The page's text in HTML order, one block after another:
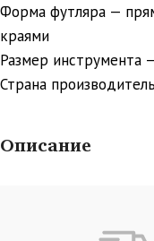
Форма футляра —
краями
Размер инструмента
Страна
Описание